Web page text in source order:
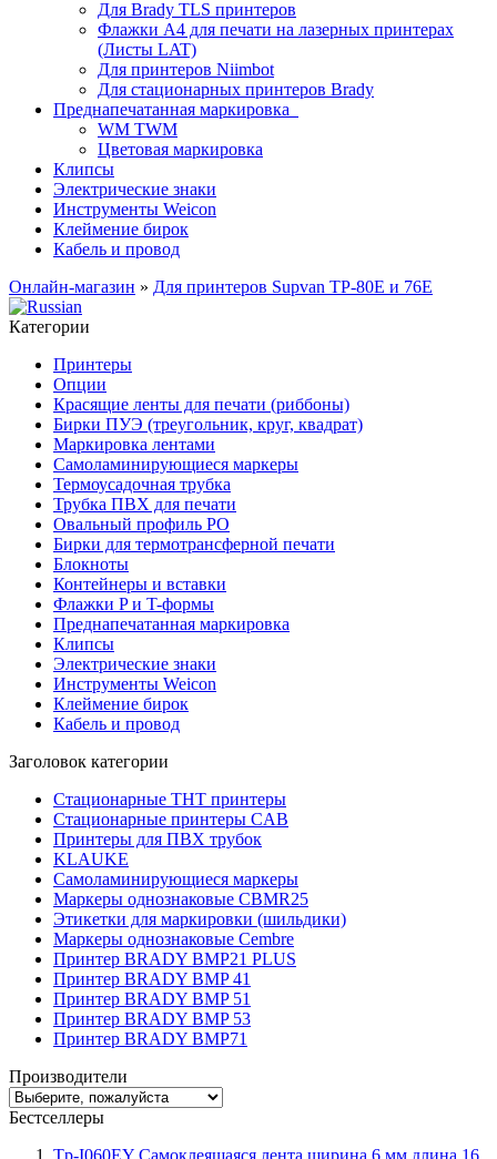
Для Brady TLS принтеров
Флажки A4 для печати на лазерных принтерах
(Листы LAT)
Для принтеров Niimbot
Для стационарных принтеров Brady
Преднапечатанная маркировка
WM TWM
Цветовая маркировка
Клипсы
Электрические знаки
Инструменты Weicon
Клеймение бирок
Кабель и провод
Онлайн-магазин » Для принтеров Supvan TP-80E и 76E
Категории
Принтеры
Опции
Красящие ленты для печати (риббоны)
Бирки ПУЭ (треугольник, круг, квадрат)
Маркировка лентами
Самоламинирующиеся маркеры
Термоусадочная трубка
Трубка ПВХ для печати
Овальный профиль PO
Бирки для термотрансферной печати
Блокноты
Контейнеры и вставки
Флажки P и T-формы
Преднапечатанная маркировка
Клипсы
Электрические знаки
Инструменты Weicon
Клеймение бирок
Кабель и провод
Заголовок категории
Стационарные THT принтеры
Стационарные принтеры CAB
Принтеры для ПВХ трубок
KLAUKE
Самоламинирующиеся маркеры
Маркеры однознаковые CBMR25
Этикетки для маркировки (шильдики)
Маркеры однознаковые Cembre
Принтер BRADY BMP21 PLUS
Принтер BRADY BMP 41
Принтер BRADY BMP 51
Принтер BRADY BMP 53
Принтер BRADY BMP71
Производители
Бестселлеры
Tp-I060EY Самоклеящаяся лента ширина 6 мм длина 16